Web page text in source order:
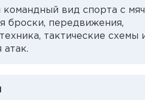
вид спорта с
броски, передвижения,
тактические схемы
атак.